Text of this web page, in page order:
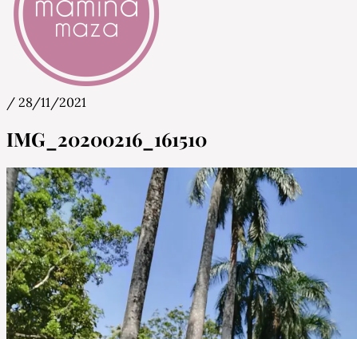
Mamina Maza
/ 28/11/2021
IMG_20200216_161510